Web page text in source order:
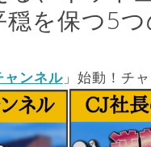
を保つ5
ャンネル」始動！チ